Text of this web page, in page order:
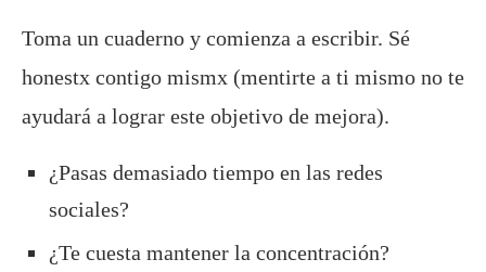
Toma un cuaderno y comienza a escribir. Sé
honestx contigo mismx (mentirte a ti mismo no te
ayudará a lograr este objetivo de mejora).
¿Pasas demasiado tiempo en las redes
sociales?
¿Te cuesta mantener la concentración?